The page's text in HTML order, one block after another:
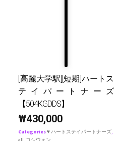
[高麗大学駅][短期]ハートス
テイパートナーズ
【504KGDDS】
₩430,000
Categories♥ ハートステイパートナーズ,